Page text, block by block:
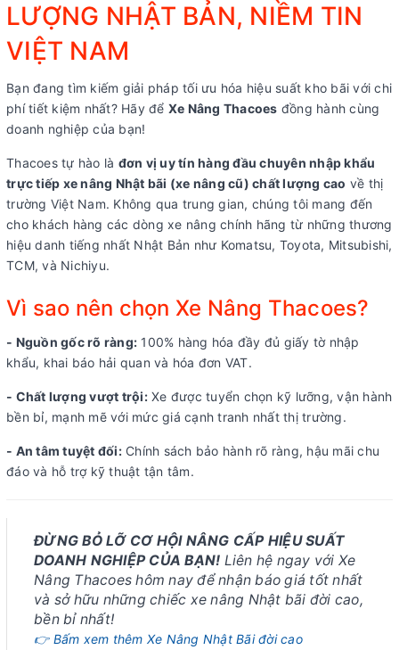
LƯỢNG NHẬT BẢN, NIỀM TIN
VIỆT NAM
Bạn đang tìm kiếm giải pháp tối ưu hóa hiệu suất kho bãi với chi
phí tiết kiệm nhất? Hãy để Xe Nâng Thacoes đồng hành cùng
doanh nghiệp của bạn!
Thacoes tự hào là đơn vị uy tín hàng đầu chuyên nhập khẩu
trực tiếp xe nâng Nhật bãi (xe nâng cũ) chất lượng cao về thị
trường Việt Nam. Không qua trung gian, chúng tôi mang đến
cho khách hàng các dòng xe nâng chính hãng từ những thương
hiệu danh tiếng nhất Nhật Bản như Komatsu, Toyota, Mitsubishi,
TCM, và Nichiyu.
Vì sao nên chọn Xe Nâng Thacoes?
- Nguồn gốc rõ ràng: 100% hàng hóa đầy đủ giấy tờ nhập
khẩu, khai báo hải quan và hóa đơn VAT.
- Chất lượng vượt trội:Xe được tuyển chọn kỹ lưỡng, vận hành
bền bỉ, mạnh mẽ với mức giá cạnh tranh nhất thị trường.
- An tâm tuyệt đối:Chính sách bảo hành rõ ràng, hậu mãi chu
đáo và hỗ trợ kỹ thuật tận tâm.
ĐỪNG BỎ LỠ CƠ HỘI NÂNG CẤP HIỆU SUẤT
DOANH NGHIỆP CỦA BẠN! Liên hệ ngay với Xe
Nâng Thacoes hôm nay để nhận báo giá tốt nhất
và sở hữu những chiếc xe nâng Nhật bãi đời cao,
bền bỉ nhất!
👉 Bấm xem thêm Xe Nâng Nhật Bãi đời cao